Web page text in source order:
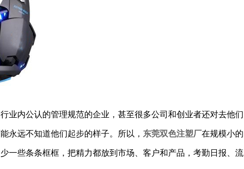
业内公认的管理规范的企业，甚至很多公司和创业者还对去他们
永远不知道他们起步的样子。所以， 东莞双色注塑厂在规模小的
一些条条框框，把精力都放到市场、客户和产品，考勤日报、流